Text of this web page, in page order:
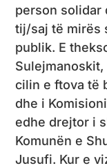
person solidar
tij/saj të mirës
publik. E
cilin e ftova të
dhe i
edhe drejtor i
Komunën e
Jusufi. Kur e